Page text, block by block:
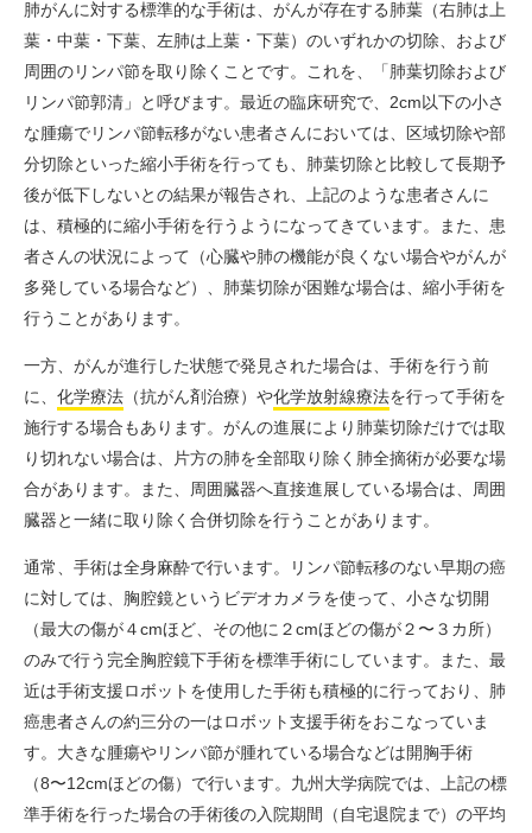
肺がんに対する標準的な手術は、がんが存在する肺葉（右肺は上
葉・中葉・下葉、左肺は上葉・下葉）のいずれかの切除、および
周囲のリンパ節を取り除くことです。これを、「肺葉切除および
リンパ節郭清」と呼びます。最近の臨床研究で、2cm以下の小さ
な腫瘍でリンパ節転移がない患者さんにおいては、区域切除や部
分切除といった縮小手術を行っても、肺葉切除と比較して長期予
後が低下しないとの結果が報告され、上記のような患者さんに
は、積極的に縮小手術を行うようになってきています。また、患
者さんの状況によって（心臓や肺の機能が良くない場合やがんが
多発している場合など）、肺葉切除が困難な場合は、縮小手術を
行うことがあります。
一方、がんが進行した状態で発見された場合は、手術を行う前
に、 化学療法 （抗がん剤治療）や化学放射線療法を行って手術を
施行する場合もあります。がんの進展により肺葉切除だけでは取
り切れない場合は、片方の肺を全部取り除く肺全摘術が必要な場
合があります。また、周囲臓器へ直接進展している場合は、周囲
臓器と一緒に取り除く合併切除を行うことがあります。
通常、手術は全身麻酔で行います。リンパ節転移のない早期の癌
に対しては、胸腔鏡というビデオカメラを使って、小さな切開
（最大の傷が４cmほど、その他に２cmほどの傷が２〜３カ所）
のみで行う完全胸腔鏡下手術を標準手術にしています。また、最
近は手術支援ロボットを使用した手術も積極的に行っており、肺
癌患者さんの約三分の一はロボット支援手術をおこなっていま
す。大きな腫瘍やリンパ節が腫れている場合などは開胸手術
（8〜12cmほどの傷）で行います。九州大学病院では、上記の標
準手術を行った場合の手術後の入院期間（自宅退院まで）の平均